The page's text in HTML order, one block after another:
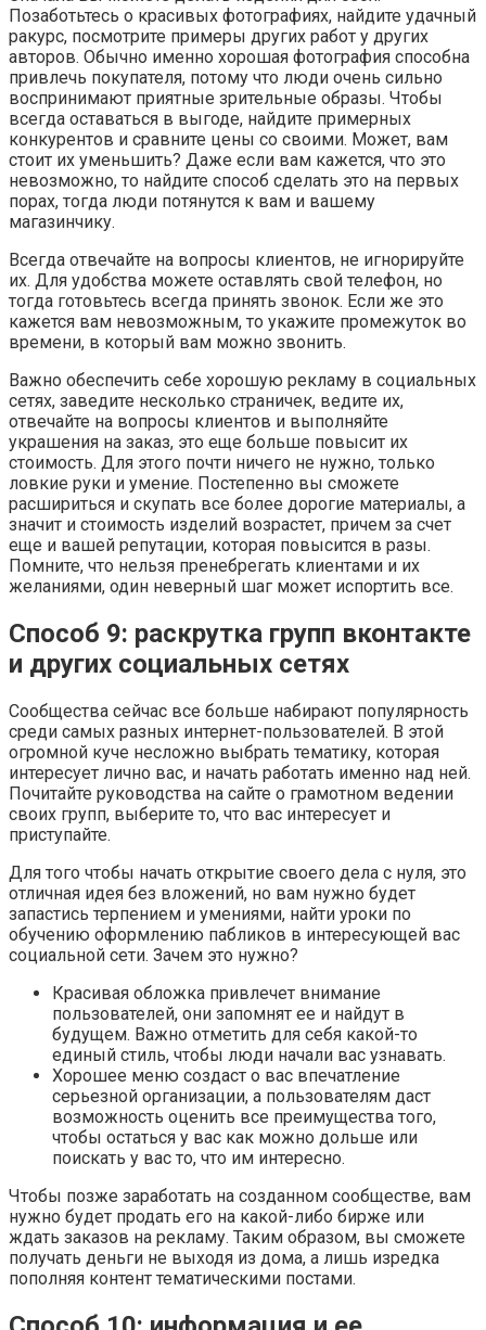
Позаботьтесь о красивых фотографиях, найдите удачный
ракурс, посмотрите примеры других работ у других
авторов. Обычно именно хорошая фотография способна
привлечь покупателя, потому что люди очень сильно
воспринимают приятные зрительные образы. Чтобы
всегда оставаться в выгоде, найдите примерных
конкурентов и сравните цены со своими. Может, вам
стоит их уменьшить? Даже если вам кажется, что это
невозможно, то найдите способ сделать это на первых
порах, тогда люди потянутся к вам и вашему
магазинчику.
Всегда отвечайте на вопросы клиентов, не игнорируйте
их. Для удобства можете оставлять свой телефон, но
тогда готовьтесь всегда принять звонок. Если же это
кажется вам невозможным, то укажите промежуток во
времени, в который вам можно звонить.
Важно обеспечить себе хорошую рекламу в социальных
сетях, заведите несколько страничек, ведите их,
отвечайте на вопросы клиентов и выполняйте
украшения на заказ, это еще больше повысит их
стоимость. Для этого почти ничего не нужно, только
ловкие руки и умение. Постепенно вы сможете
расшириться и скупать все более дорогие материалы, а
значит и стоимость изделий возрастет, причем за счет
еще и вашей репутации, которая повысится в разы.
Помните, что нельзя пренебрегать клиентами и их
желаниями, один неверный шаг может испортить все.
Способ 9: раскрутка групп вконтакте
и других социальных сетях
Сообщества сейчас все больше набирают популярность
среди самых разных интернет-пользователей. В этой
огромной куче несложно выбрать тематику, которая
интересует лично вас, и начать работать именно над ней.
Почитайте руководства на сайте о грамотном ведении
своих групп, выберите то, что вас интересует и
приступайте.
Для того чтобы начать открытие своего дела с нуля, это
отличная идея без вложений, но вам нужно будет
запастись терпением и умениями, найти уроки по
обучению оформлению пабликов в интересующей вас
социальной сети. Зачем это нужно?
Красивая обложка привлечет внимание
пользователей, они запомнят ее и найдут в
будущем. Важно отметить для себя какой-то
единый стиль, чтобы люди начали вас узнавать.
Хорошее меню создаст о вас впечатление
серьезной организации, а пользователям даст
возможность оценить все преимущества того,
чтобы остаться у вас как можно дольше или
поискать у вас то, что им интересно.
Чтобы позже заработать на созданном сообществе, вам
нужно будет продать его на какой-либо бирже или
ждать заказов на рекламу. Таким образом, вы сможете
получать деньги не выходя из дома, а лишь изредка
пополняя контент тематическими постами.